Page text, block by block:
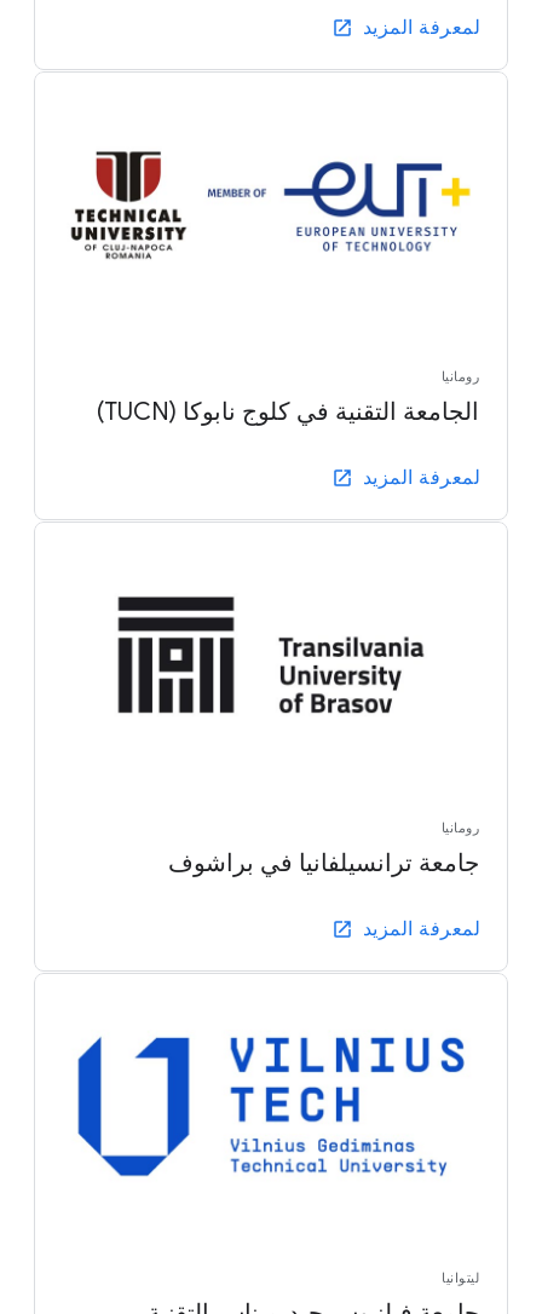
لمعرفة المزيد
رومانيا
الجامعة التقنية في كلوج نابوكا (TUCN)
لمعرفة المزيد
رومانيا
جامعة ترانسيلفانيا في براشوف
لمعرفة المزيد
ليتوانيا